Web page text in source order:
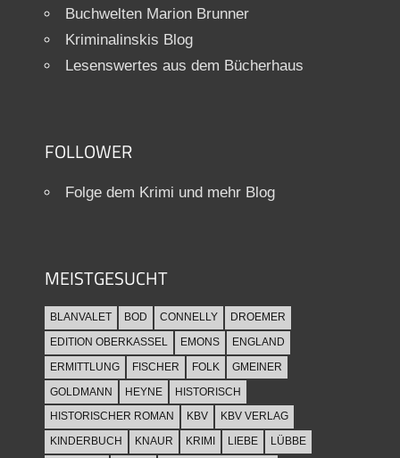
Buchwelten Marion Brunner
Kriminalinskis Blog
Lesenswertes aus dem Bücherhaus
FOLLOWER
Folge dem Krimi und mehr Blog
MEISTGESUCHT
BLANVALET BOD CONNELLY
DROEMER
EDITION OBERKASSEL
EMONS
ENGLAND
ERMITTLUNG
FISCHER FOLK
GMEINER
GOLDMANN
HEYNE
HISTORISCH
HISTORISCHER ROMAN
KBV
KBV VERLAG
KINDERBUCH
KNAUR KRIMI LIEBE LÜBBE